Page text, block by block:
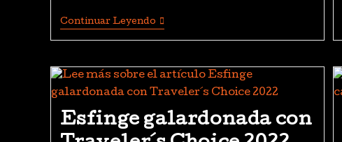
Continuar Leyendo
Esfinge galardonada con